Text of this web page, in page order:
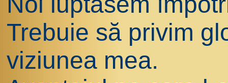
Trebuie să privim
viziunea mea.